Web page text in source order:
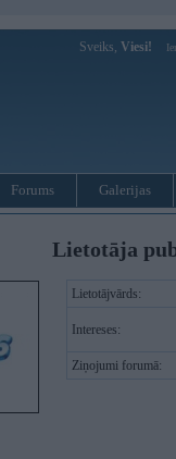
Sveiks, Viesi!
Forums Galerijas
Lietotāja
Lietotājvārds:
Intereses:
Ziņojumi forumā: